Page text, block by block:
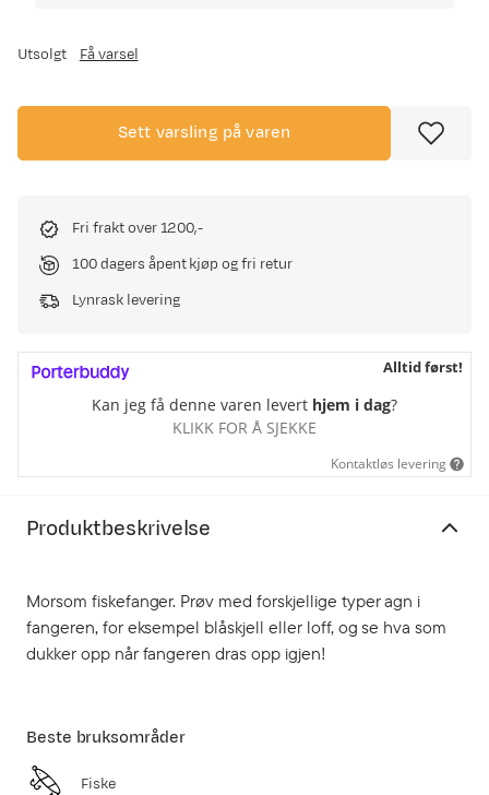
Utsolgt Få varsel
Sett varsling på varen
Fri frakt over 1200,-
100 dagers åpent kjøp og fri retur
Lynrask levering
Alltid først!
Kan jeg få denne varen levert hjem i dag?
KLIKK FOR Å SJEKKE
Kontaktløs levering
Produktbeskrivelse
Morsom fiskefanger. Prøv med forskjellige typer agn i
fangeren, for eksempel blåskjell eller loff, og se hva som
dukker opp når fangeren dras opp igjen!
Beste bruksområder
Fiske